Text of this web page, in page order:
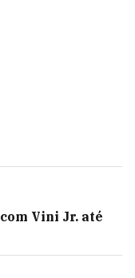
Vini Jr. até